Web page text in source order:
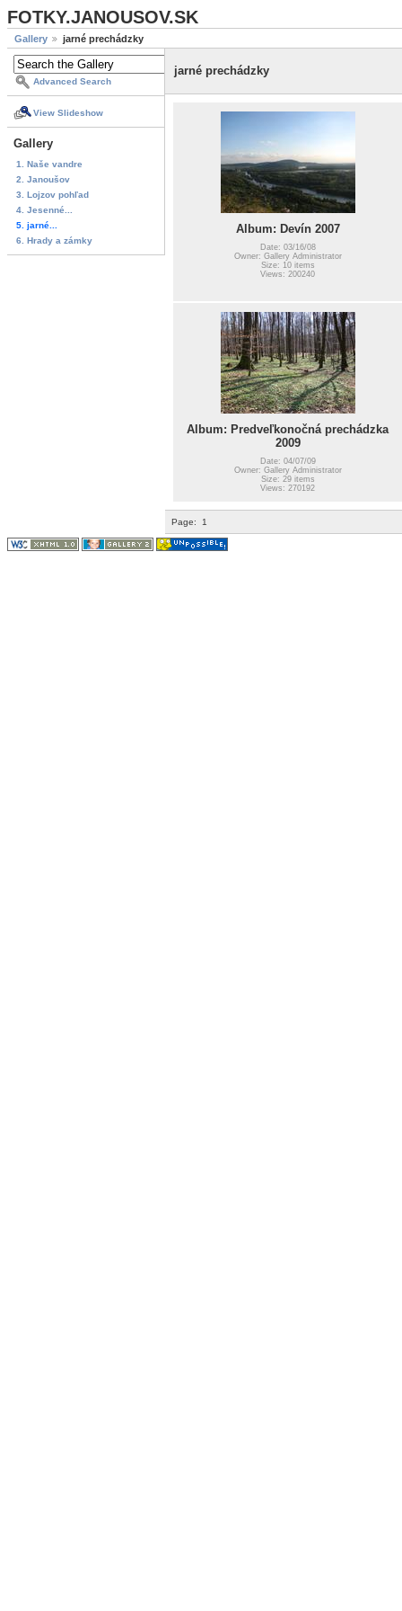
FOTKY.JANOUSOV.SK
Gallery jarné prechádzky
Advanced Search
View Slideshow
Gallery
1. Naše vandre
2. Janoušov
3. Lojzov pohľad
4. Jesenné...
5. jarné...
6. Hrady a zámky
jarné prechádzky
Album: Devín 2007
Date: 03/16/08
Owner: Gallery Administrator
Size: 10 items
Views: 200240
Album: Predveľkonočná prechádzka
2009
Date: 04/07/09
Owner: Gallery Administrator
Size: 29 items
Views: 270192
Page: 1